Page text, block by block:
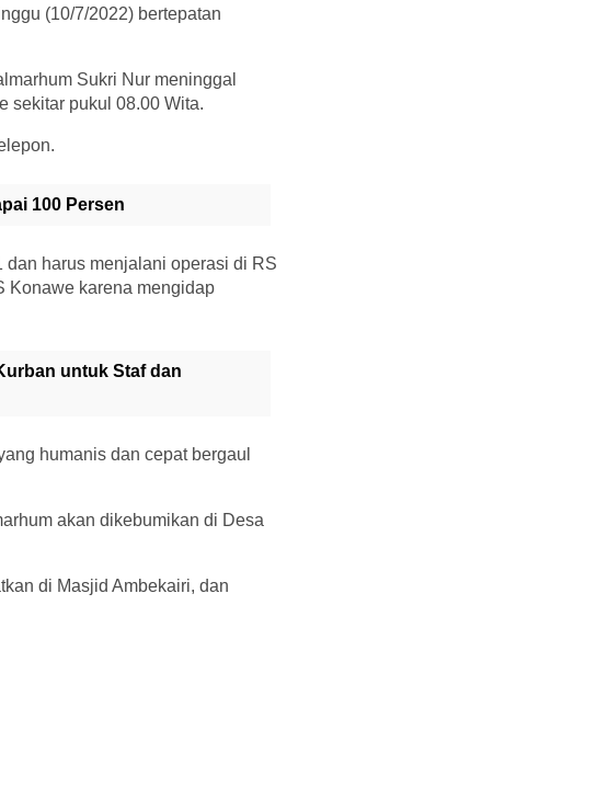
(10/7/2022) bertepatan
Sukri Nur meninggal
sekitar pukul 08.00 Wita.
100 Persen
harus menjalani operasi di RS
Konawe karena mengidap
untuk Staf dan
humanis dan cepat bergaul
akan dikebumikan di Desa
di Masjid Ambekairi, dan